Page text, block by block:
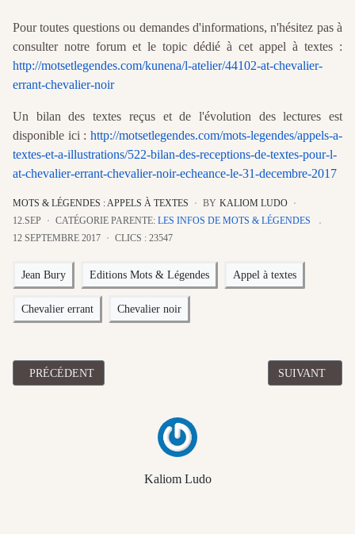
Pour toutes questions ou demandes d'informations, n'hésitez pas à
consulter notre forum et le topic dédié à cet appel à textes :
http://motsetlegendes.com/kunena/l-atelier/44102-at-chevalier-
errant-chevalier-noir
Un bilan des textes reçus et de l'évolution des lectures est
disponible ici : http://motsetlegendes.com/mots-legendes/appels-a-
textes-et-a-illustrations/522-bilan-des-receptions-de-textes-pour-l-
at-chevalier-errant-chevalier-noir-echeance-le-31-decembre-2017
MOTS & LÉGENDES : APPELS À TEXTES BY KALIOM LUDO
12.SEP
CATÉGORIE PARENTE: LES INFOS DE MOTS & LÉGENDES
12 SEPTEMBRE 2017
CLICS : 23547
Kaliom Ludo
Jean Bury Editions Mots & Légendes Appel à textes
Chevalier errant Chevalier noir
ARTICLE PRÉCÉDENT : BILAN DES RÉCEPTIONS DE TEXTES
PRÉCÉDENT ARTICLE
SUIVANT